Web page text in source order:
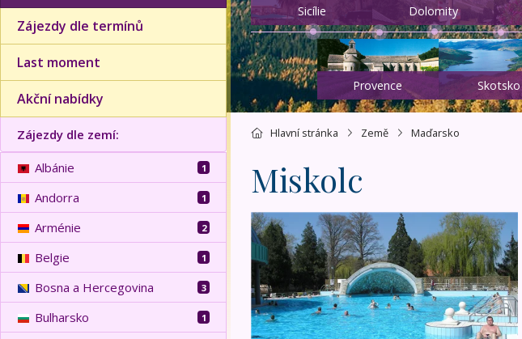
Zájezdy dle termínů
Last moment
Akční nabídky
Zájezdy dle zemí:
Albánie 1
Andorra 1
Arménie 2
Belgie 1
Bosna a Hercegovina 3
Bulharsko 1
Sicílie Dolomity
Provence Skotsko
Hlavní stránka Země Maďarsko
Miskolc
Eger, Tokaj